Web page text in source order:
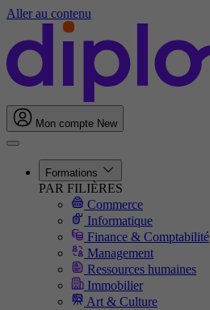
Aller au contenu
Mon compte New
Formations
PAR FILIÈRES
Commerce
Informatique
Finance & Comptabilité
Management
Ressources humaines
Immobilier
Art & Culture